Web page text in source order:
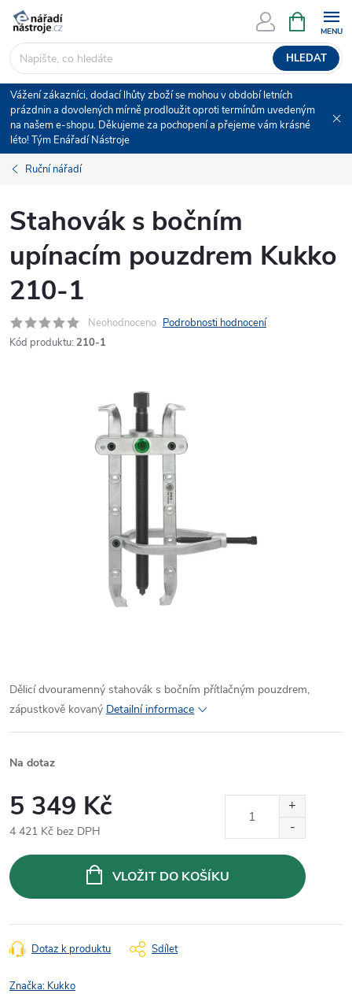
Přejít
obsah
HLEDAT
NÁKUPNÍ
KOŠÍK
Vážení zákazníci, dodací lhůty zboží se mohou v období letních
prázdnin a dovolených mírně prodloužit oproti termínům uvedeným
na našem e-shopu. Děkujeme za pochopení a přejeme vám krásné
léto! Tým Enářadí Nástroje
Ruční nářadí
Stahovák s bočním
upínacím pouzdrem Kukko
210-1
Neohodnoceno Podrobnosti hodnocení
Kód produktu: 210-1
Dělicí dvouramenný stahovák s bočním přítlačným pouzdrem,
zápustkově kovaný Detailní informace
Na dotaz
5 349 Kč
4 421 Kč bez DPH
cena:
VLOŽIT DO KOŠÍKU
Dotaz k produktu Sdílet
Značka: Kukko